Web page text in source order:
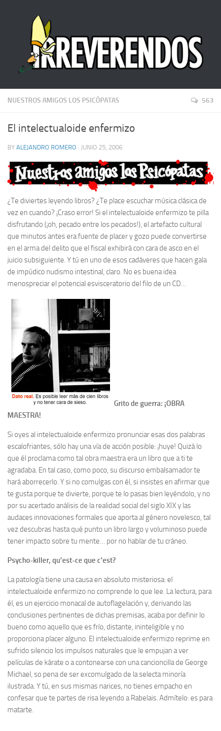
NUESTROS AMIGOS LOS PSICÓPATAS 563
El intelectualoide enfermizo
BY ALEJANDRO ROMERO · JUNIO 25, 2006
¿Te diviertes leyendo libros? ¿Te place escuchar música clásica de
vez en cuando? ¡Craso error! Si el intelectualoide enfermizo te pilla
disfrutando (¡oh, pecado entre los pecados!), el artefacto cultural
que minutos antes era fuente de placer y gozo puede convertirse
en el arma del delito que el fiscal exhibirá con cara de asco en el
juicio subsiguiente. Y tú en uno de esos cadáveres que hacen gala
de impúdico nudismo intestinal, claro. No es buena idea
menospreciar el potencial esvisceratorio del filo de un CD…
Grito de guerra: ¡OBRA
MAESTRA!
Si oyes al intelectualoide enfermizo pronunciar esas dos palabras
escalofriantes, sólo hay una vía de acción posible: ¡huye! Quizá lo
que él proclama como tal obra maestra era un libro que a ti te
agradaba. En tal caso, como poco, su discurso embalsamador te
hará aborrecerlo. Y si no comulgas con él, si insistes en afirmar que
te gusta porque te divierte, porque te lo pasas bien leyéndolo, y no
por su acertado análisis de la realidad social del siglo XIX y las
audaces innovaciones formales que aporta al género novelesco, tal
vez descubras hasta qué punto un libro largo y voluminoso puede
tener impacto sobre tu mente… por no hablar de tu cráneo.
Psycho-killer, qu’est-ce que c’est?
La patología tiene una causa en absoluto misteriosa: el
intelectualoide enfermizo no comprende lo que lee. La lectura, para
él, es un ejercicio monacal de autoflagelación y, derivando las
conclusiones pertinentes de dichas premisas, acaba por definir lo
bueno como aquello que es frío, distante, ininteligible y no
proporciona placer alguno. El intelectualoide enfermizo reprime en
sufrido silencio los impulsos naturales que le empujan a ver
películas de kárate o a contonearse con una cancioncilla de George
Michael, so pena de ser excomulgado de la selecta minoría
ilustrada. Y tú, en sus mismas narices, no tienes empacho en
confesar que te partes de risa leyendo a Rabelais. Admítelo: es para
matarte.